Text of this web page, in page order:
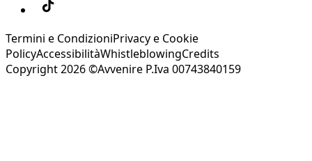
Termini e CondizioniPrivacy e Cookie
PolicyAccessibilitàWhistleblowingCredits
Copyright 2026 ©Avvenire P.Iva 00743840159